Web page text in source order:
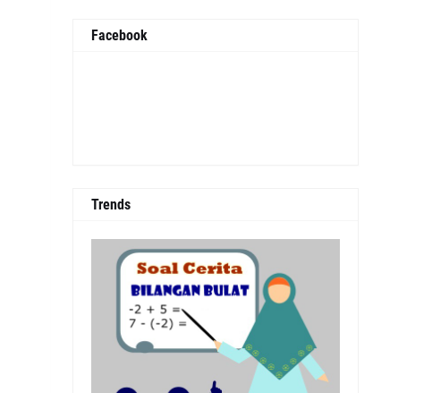
Facebook
Trends